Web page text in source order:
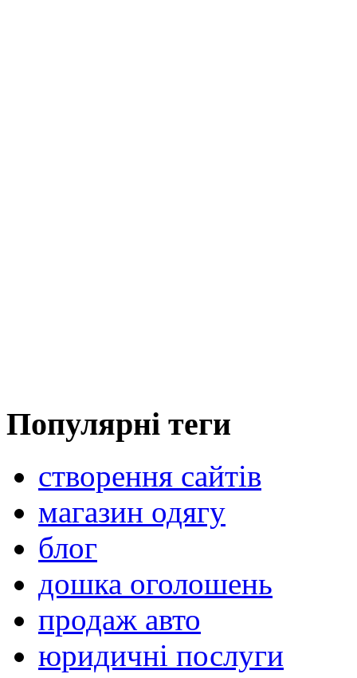
Популярні теги
створення сайтів
магазин одягу
блог
дошка оголошень
продаж авто
юридичні послуги